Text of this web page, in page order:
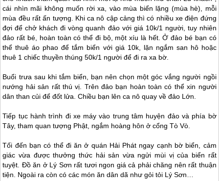
cái nhìn mãi không muốn rời xa, vào mùa biển lặng (mùa hè), mỗi
mùa đều rất ấn tượng. Khi ca nô cập cảng thì có nhiều xe điện đứng
đợi để chở khách đi vòng quanh đảo với giá 10k/1 người, tuy nhiên
đảo rất bé, hoàn toàn có thể đi bộ, một xíu là hết. Ở đảo bé bạn có
thể thuê áo phao để tắm biển với giá 10k, lặn ngắm san hô hoặc
thuê 1 chiếc thuyền thúng 50k/1 người để đi ra xa bờ.
Buổi trưa sau khi tắm biển, bạn nên chọn một góc vắng người ngồi
nướng hải sản rất thú vị. Trên đảo bạn hoàn toàn có thể xin người
dân than củi để đốt lửa. Chiều bạn lên ca nô quay về đảo Lớn.
Tiếp tục hành trình đi xe máy vào trung tâm huyện đảo và phía bờ
Tây, tham quan tượng Phật, ngắm hoàng hôn ở cổng Tò Vò.
Tối đến bạn có thể đi ăn ở quán Hải Phát ngay cạnh bờ biển, cảm
giác vừa được thưởng thức hải sản vừa ngửi mùi vị của biển rất
tuyệt. Đồ ăn ở Lý Sơn rất tươi ngon giá cả phải chăng nên rất thuận
tiện. Ngoài ra còn có các món ăn dân dã như gỏi tỏi Lý Sơn